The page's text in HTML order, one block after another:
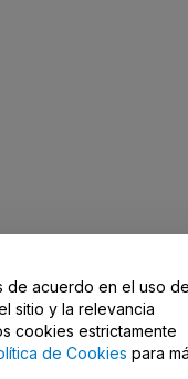
de acuerdo en el uso
sitio y la relevancia
cookies estrictamente
de Cookies para